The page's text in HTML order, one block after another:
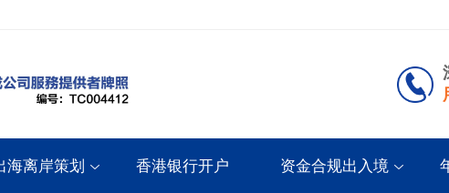
海离岸策划 香港银行开户 资金合规出入境